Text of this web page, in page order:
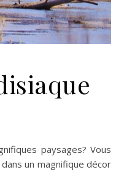
paysages? Vous
un magnifique décor